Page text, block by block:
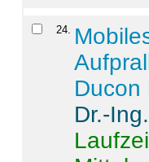
24.
Ducon
Dr.-